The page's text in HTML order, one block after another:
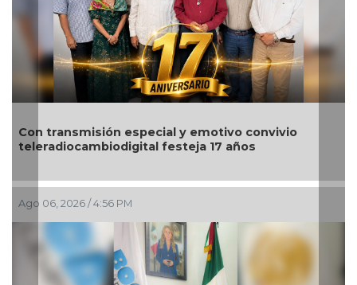
Nahle encabeza en Poza Rica entrega de apoyos
para impulsar el emprendimiento y bienestar de la
región norte
Ago 06, 2026 / 2:08 PM